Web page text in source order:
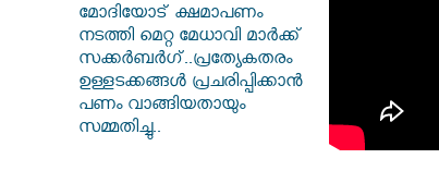
മോദിയോട് ക്ഷമാപണം
നടത്തി മെറ്റ മേധാവി മാർക്ക്
സക്കർബർ​ഗ്..പ്രത്യേകതരം
ഉള്ളടക്കങ്ങൾ പ്രചരിപ്പിക്കാൻ
പണം വാങ്ങിയതായും
സമ്മതിച്ചു..